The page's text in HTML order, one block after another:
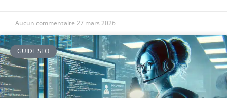
Aucun commentaire 27 mars 2026
GUIDE SEO